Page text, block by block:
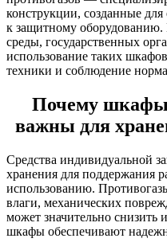
конструкции, созданные
к защитному
среды, государственных
использование таких
техники и соблюдение
Почему шкафы
важны для
Средства индивидуальной
хранения для поддержания
использованию.
влаги, механических
может значительно
шкафы обеспечивают